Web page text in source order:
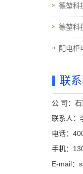
德堃科
德堃科
配电柜
联
公 司：
联系人：
电话：
手机：
E-mail：